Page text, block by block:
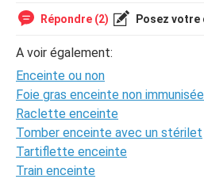
Répondre (2) Posez votre
A voir également:
Enceinte ou non
Foie gras enceinte non
Raclette enceinte
Tomber enceinte avec un stérilet
Tartiflette enceinte
Train enceinte